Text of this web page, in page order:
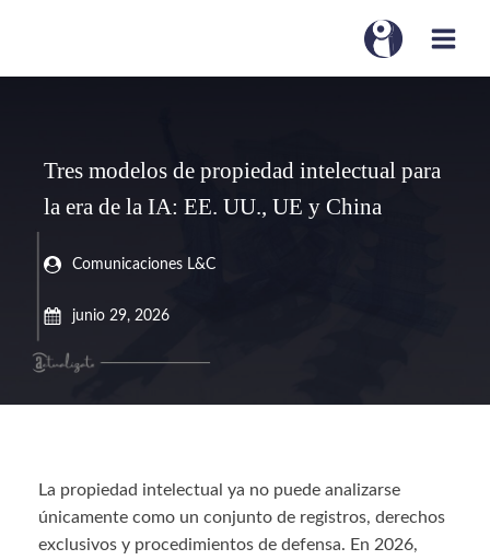
Tres modelos de propiedad intelectual para
la era de la IA: EE. UU., UE y China
Comunicaciones L&C
junio 29, 2026
La propiedad intelectual ya no puede analizarse
únicamente como un conjunto de registros, derechos
exclusivos y procedimientos de defensa. En 2026,